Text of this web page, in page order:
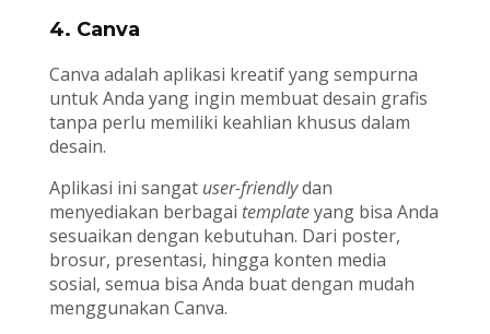
4. Canva
Canva adalah aplikasi kreatif yang sempurna
untuk Anda yang ingin membuat desain grafis
tanpa perlu memiliki keahlian khusus dalam
desain.
Aplikasi ini sangat user-friendlydan
menyediakan berbagai templateyang bisa Anda
sesuaikan dengan kebutuhan. Dari poster,
brosur, presentasi, hingga konten media
sosial, semua bisa Anda buat dengan mudah
menggunakan Canva.